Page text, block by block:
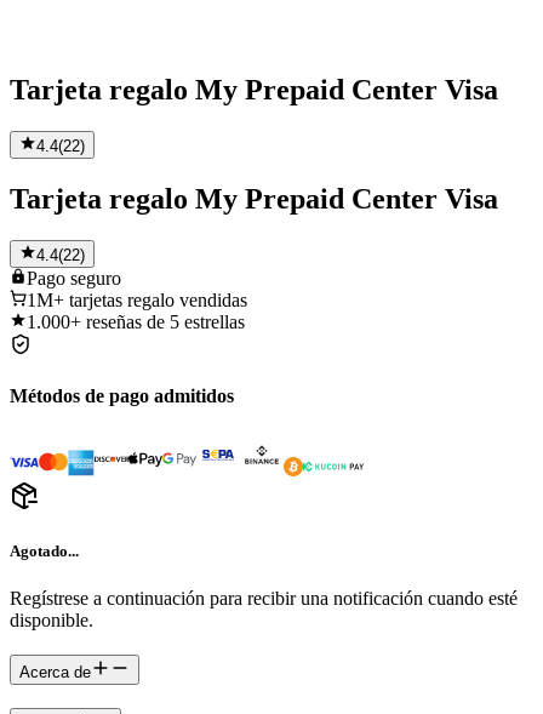
Tarjeta regalo My Prepaid Center Visa
4.4(22)
Tarjeta regalo My Prepaid Center Visa
4.4(22)
Pago seguro
1M+ tarjetas regalo vendidas
1.000+ reseñas de 5 estrellas
Métodos de pago admitidos
Agotado...
Regístrese a continuación para recibir una notificación cuando esté
disponible.
Acerca de